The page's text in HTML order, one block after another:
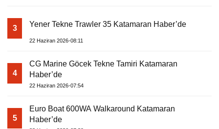
3 Yener Tekne Trawler 35 Katamaran Haber’de
22 Haziran 2026-08:11
4
CG Marine Göcek Tekne Tamiri Katamaran
Haber’de
22 Haziran 2026-07:54
5
Euro Boat 600WA Walkaround Katamaran
Haber’de